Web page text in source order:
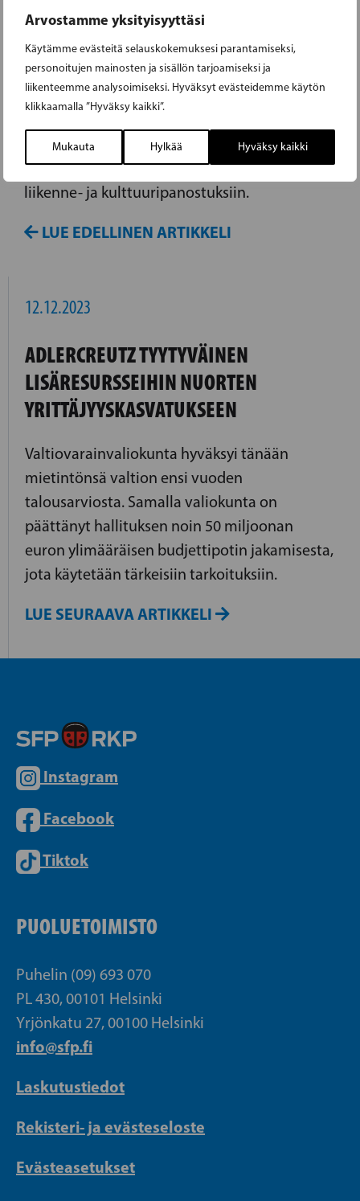
Arvostamme yksityisyyttäsi
Käytämme evästeitä selauskokemuksesi parantamiseksi,
personoitujen mainosten ja sisällön tarjoamiseksi ja
liikenteemme analysoimiseksi. Hyväksyt evästeidemme käytön
klikkaamalla ”Hyväksy kaikki”.
Mukauta Hylkää Hyväksy kaikki
INKOOSSA, STÖRSVIKIN RISTEYKSEN
SUUNNITTELU JA ÖVERBYNTIE MUKANA
RKP:n kansanedustaja Henrik Wickström on
ovat päättäneet jakaa eduskunnan niin
sanotut joululahjarahat. Rahat jaetaan alueen
liikenne- ja kulttuuripanostuksiin.
LUE EDELLINEN ARTIKKELI
12.12.2023
ADLERCREUTZ TYYTYVÄINEN
LISÄRESURSSEIHIN NUORTEN
YRITTÄJYYSKASVATUKSEEN
Valtiovarainvaliokunta hyväksyi tänään
mietintönsä valtion ensi vuoden
talousarviosta. Samalla valiokunta on
päättänyt hallituksen noin 50 miljoonan
euron ylimääräisen budjettipotin jakamisesta,
jota käytetään tärkeisiin tarkoituksiin.
LUE SEURAAVA ARTIKKELI
Instagram
Facebook
Tiktok
PUOLUETOIMISTO
Puhelin (09) 693 070
PL 430, 00101 Helsinki
Yrjönkatu 27, 00100 Helsinki
info@sfp.fi
Laskutustiedot
Rekisteri- ja evästeseloste
Evästeasetukset